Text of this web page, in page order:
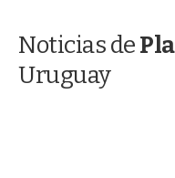
Noticias de
Uruguay